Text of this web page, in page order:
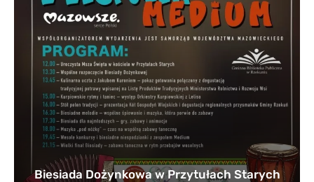
Biesiada Dożynkowa w Przytułach Starych